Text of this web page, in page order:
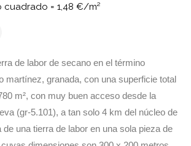
cuadrado = 1,48 €/m²
de labor de secano en el término
martínez, granada, con una superficie total
m², con muy buen acceso desde la
(gr-5.101), a tan solo 4 km del núcleo de
de una tierra de labor en una sola pieza de